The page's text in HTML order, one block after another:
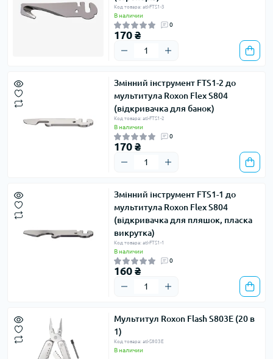
Код товара: atl-FTS1-3
В наличии
0
170 ₴
Змінний інструмент FTS1-2 до
мультитула Roxon Flex S804
(відкривачка для банок)
Код товара: atl-FTS1-2
В наличии
0
170 ₴
Змінний інструмент FTS1-1 до
мультитула Roxon Flex S804
(відкривачка для пляшок, пласка
викрутка)
Код товара: atl-FTS1-1
В наличии
0
160 ₴
Мультитул Roxon Flash S803E (20 в
1)
Код товара: atl-S803E
В наличии